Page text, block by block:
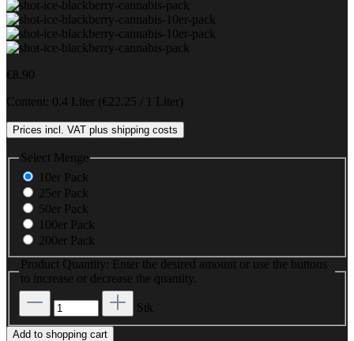
€8.90
Content: 0.4 Liter (€22.25 / 1 Liter)
Prices incl. VAT plus shipping costs
Select Menge
10er Pack
25er Pack
50er Pack
100er Pack
200er Pack
Product Quantity: Enter the desired amount or use the buttons
to increase or decrease the quantity.
Stk
Add to shopping cart